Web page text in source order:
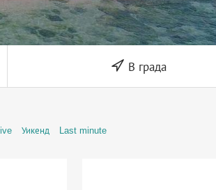
В града
Уикенд Last minute